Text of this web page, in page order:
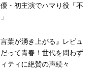
・初主演でハマり役「不
葉が湧き上がる』レビュ
って青春！世代を問わず
ティに絶賛の声続々